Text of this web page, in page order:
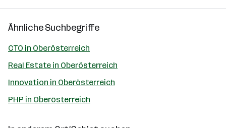
Ähnliche Suchbegriffe
CTO in Oberösterreich
Real Estate in Oberösterreich
Innovation in Oberösterreich
PHP in Oberösterreich